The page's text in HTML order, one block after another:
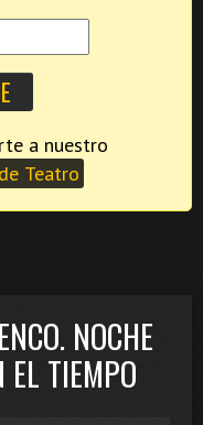
Teatro
NOCHE
TIEMPO